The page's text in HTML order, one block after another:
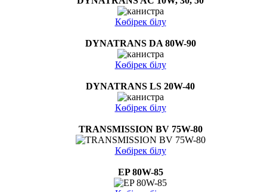
Көбірек білу
DYNATRANS DA 80W-90
Көбірек білу
DYNATRANS LS 20W-40
Көбірек білу
TRANSMISSION BV 75W-80
Көбірек білу
EP 80W-85